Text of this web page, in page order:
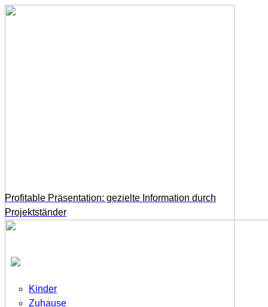
Profitable Präsentation: gezielte Information durch
Projektständer
Kinder
Zuhause